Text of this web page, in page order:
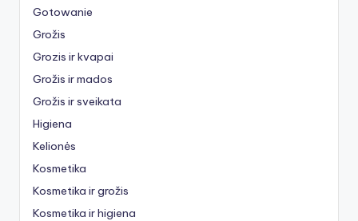
Gotowanie
Grožis
Grozis ir kvapai
Grožis ir mados
Grožis ir sveikata
Higiena
Kelionės
Kosmetika
Kosmetika ir grožis
Kosmetika ir higiena